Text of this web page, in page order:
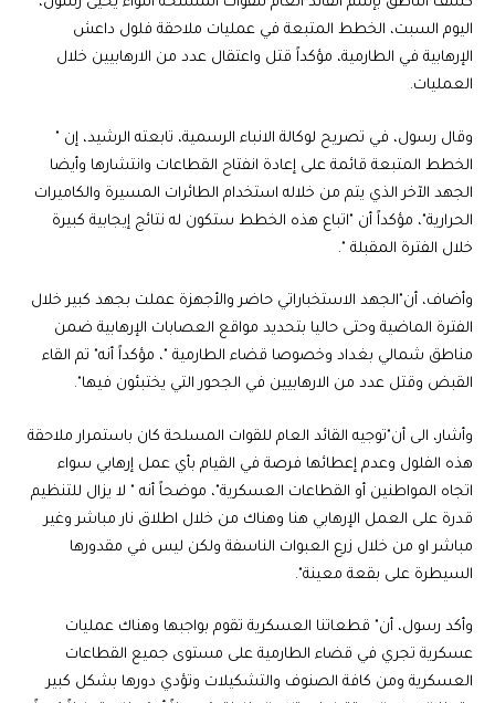
اليوم السبت، الخطط المتبعة في عمليات ملاحقة فلول داعش
الإرهابية في الطارمية، مؤكداً قتل واعتقال عدد من الارهابيين خلال
العمليات.
وقال رسول، في تصريح لوكالة الانباء الرسمية، تابعته الرشيد، إن "
الخطط المتبعة قائمة على إعادة انفتاح القطاعات وانتشارها وأيضا
الجهد الآخر الذي يتم من خلاله استخدام الطائرات المسيرة والكاميرات
الحرارية"، مؤكداً أن "اتباع هذه الخطط ستكون له نتائج إيجابية كبيرة
خلال الفترة المقبلة ".
وأضاف، أن"الجهد الاستخباراتي حاضر والأجهزة عملت بجهد كبير خلال
الفترة الماضية وحتى حاليا بتحديد مواقع العصابات الإرهابية ضمن
مناطق شمالي بغداد وخصوصا قضاء الطارمية "، مؤكداً أنه" تم القاء
القبض وقتل عدد من الارهابيين في الجحور التي يختبئون فيها".
وأشار، الى أن"توجيه القائد العام للقوات المسلحة كان باستمرار ملاحقة
هذه الفلول وعدم إعطائها فرصة في القيام بأي عمل إرهابي سواء
اتجاه المواطنين أو القطاعات العسكرية"، موضحاً أنه " لا يزال للتنظيم
قدرة على العمل الإرهابي هنا وهناك من خلال اطلاق نار مباشر وغير
مباشر او من خلال زرع العبوات الناسفة ولكن ليس في مقدورها
السيطرة على بقعة معينة".
وأكد رسول، أن" قطعاتنا العسكرية تقوم بواجبها وهناك عمليات
عسكرية تجري في قضاء الطارمية على مستوى جميع القطاعات
العسكرية ومن كافة الصنوف والتشكيلات وتؤدي دورها بشكل كبير